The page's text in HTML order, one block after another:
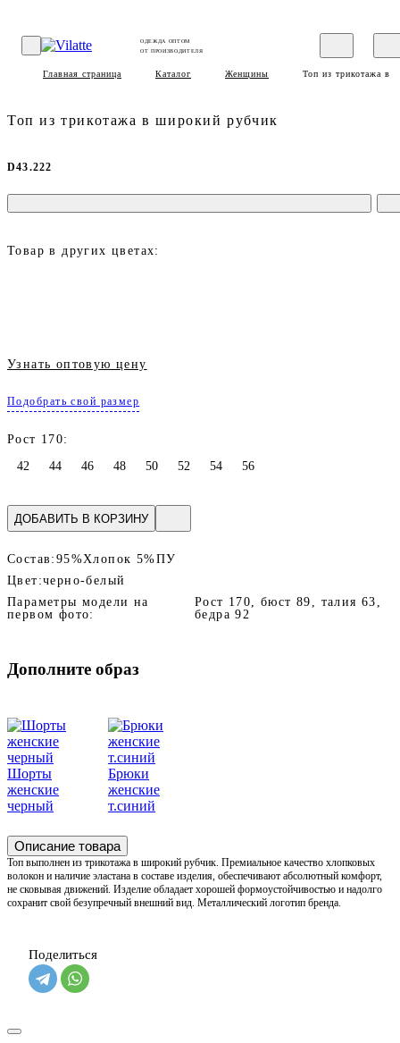
ОДЕЖДА ОПТОМ
ОТ ПРОИЗВОДИТЕЛЯ
Главная страница Каталог Женщины Топ из трикотажа в
Топ из трикотажа в широкий рубчик
D43.222
Товар в других цветах:
Узнать оптовую цену
Подобрать свой размер
Рост 170:
42
44 46 48 50 52 54 56
ДОБАВИТЬ В КОРЗИНУ
Состав: 95%Хлопок 5%ПУ
Цвет:черно-белый
Параметры модели на
первом фото:
Рост 170, бюст 89, талия 63,
бедра 92
Дополните образ
Шорты
женские
черный
Брюки
женские
т.синий
Описание товара
Топ выполнен из трикотажа в широкий рубчик. Премиальное качество хлопковых
волокон и наличие эластана в составе изделия, обеспечивают абсолютный комфорт,
не сковывая движений. Изделие обладает хорошей формоустойчивостью и надолго
сохранит свой безупречный внешний вид. Металлический логотип бренда.
Поделиться